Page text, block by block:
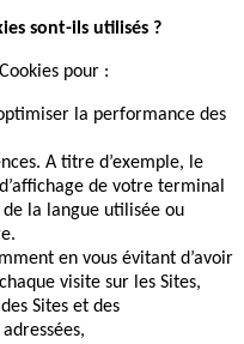
sont-ils utilisés ?
pour :
la performance des
A titre d’exemple, le
de votre terminal
la langue utilisée ou
en vous évitant d’avoir
visite sur les Sites,
Sites et des